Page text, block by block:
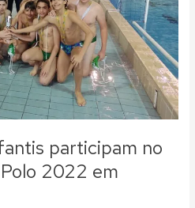
participam no
2022 em